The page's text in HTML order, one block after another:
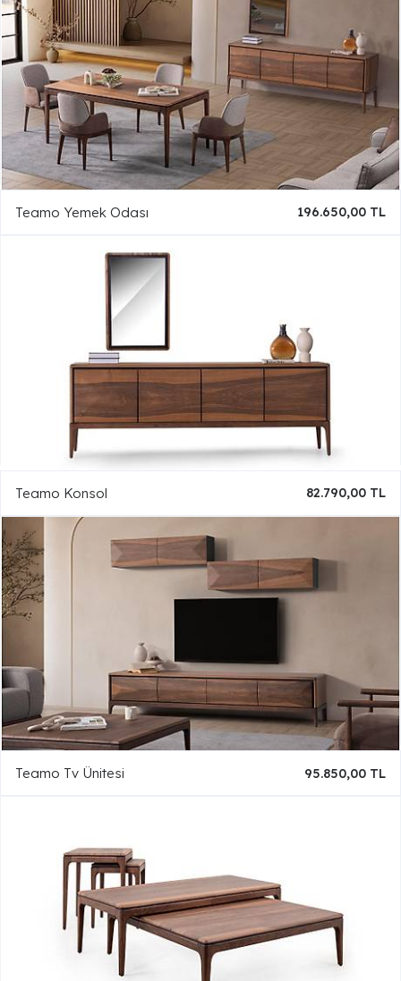
Teamo Yemek Odası 196.650,00 TL
Teamo Konsol 82.790,00 TL
Teamo Tv Ünitesi 95.850,00 TL